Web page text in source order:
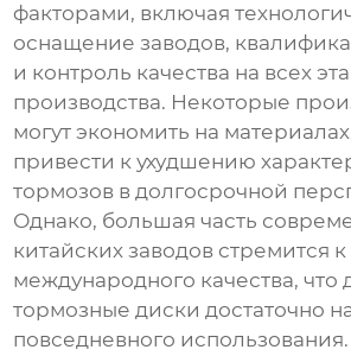
факторами, включая
оснащение заводов,
и контроль качества на всех
производства. Некоторые
могут экономить на
привести к ухудшению
тормозов в долгосрочной
Однако, большая часть
китайских заводов стремится
международного качества, что
тормозные диски достаточно
повседневного